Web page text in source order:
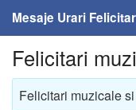
Mesaje Urari
Home
Mesaje
Felicitari
Felicitari muzicale